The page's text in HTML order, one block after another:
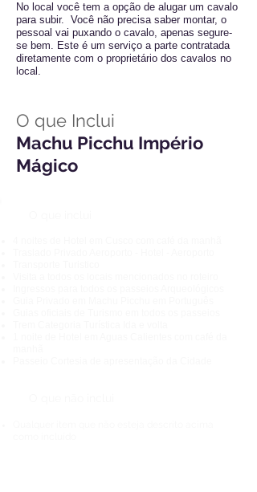
No local você tem a opção de alugar um cavalo
para subir. Você não precisa saber montar, o
pessoal vai puxando o cavalo, apenas segure-
se bem. Este é um serviço a parte contratada
diretamente com o proprietário dos cavalos no
local.
O que Inclui
Machu Picchu Império
Mágico